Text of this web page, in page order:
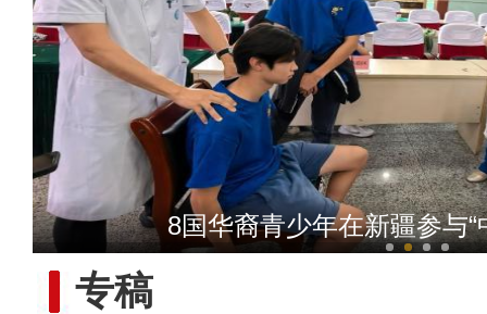
【与你为邻】西班牙机械师
8国华裔青少年在新疆参与“
专稿